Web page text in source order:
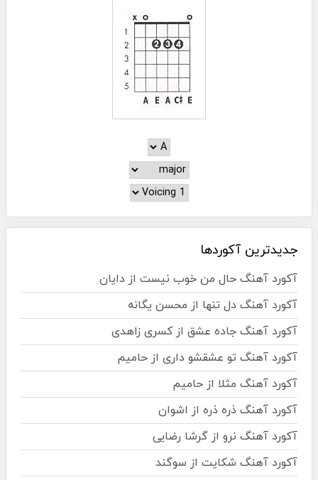
جدیدترین آکوردها
آکورد آهنگ حال من خوب نیست از دایان
آکورد آهنگ دل تنها از محسن یگانه
آکورد آهنگ جاده عشق از کسری زاهدی
آکورد آهنگ تو عشقشو داری از حامیم
آکورد آهنگ مثلا از حامیم
آکورد آهنگ ذره ذره از اشوان
آکورد آهنگ نرو از گرشا رضایی
آکورد آهنگ شکایت از سوگند